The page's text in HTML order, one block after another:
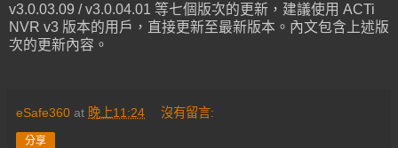
v3.0.03.09 / v3.0.04.01 等七個版次的更新，建議使用 ACTi
NVR v3 版本的用戶，直接更新至最新版本。內文包含上述版
次的更新內容。
eSafe360 at 晚上11:24 沒有留言:
分享